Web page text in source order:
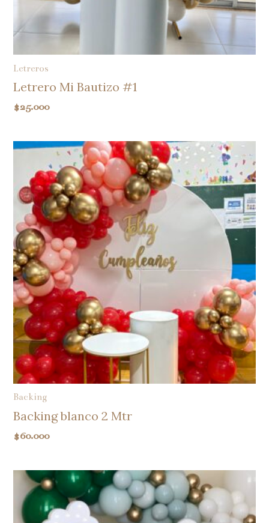
Letreros
Letrero Mi Bautizo #1
$25.000
Backing
Backing blanco 2 Mtr
$60.000